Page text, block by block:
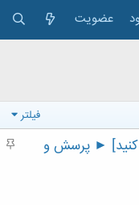
عضویت
فیلتر
م
کنید] ► پرسش و